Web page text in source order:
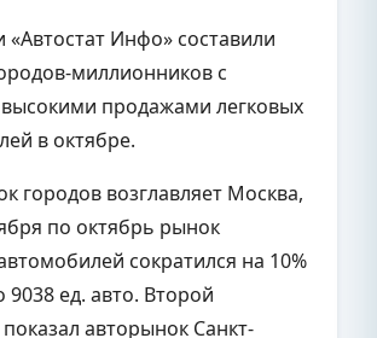
«Автостат Инфо» составили
миллионников с
продажами легковых
в октябре.
городов возглавляет Москва,
по октябрь рынок
сократился на 10%
9038 ед. авто. Второй
показал авторынок Санкт-